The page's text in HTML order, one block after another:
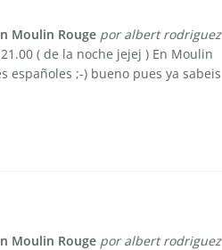
Moulin Rouge por albert rodriguez
21.00 ( de la noche jejej ) En Moulin
españoles ;-) bueno pues ya sabeis
Moulin Rouge por albert rodriguez